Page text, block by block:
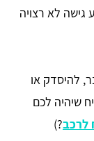
גישה לא רצויה
להיסדק או
שיהיה לכם
לרכב?)